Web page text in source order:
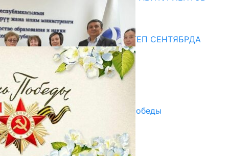
10.07.2026
Медиа
СУЗАКТА 750 ОРУНДУУ МЕКТЕП СЕНТЯБРДА
ПАЙДАЛАНУУГА БЕРИЛЕТ
07.08.2025
Улуу Жеңиштин жандуу сөзү
29.04.2025
Награды в преддверии Дня Победы
29.04.2025